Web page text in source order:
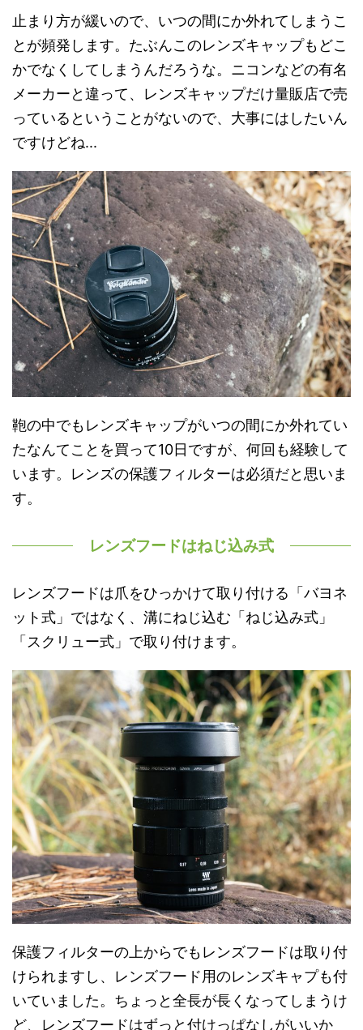
止まり方が緩いので、いつの間にか外れてしまうこ
とが頻発します。たぶんこのレンズキャップもどこ
かでなくしてしまうんだろうな。ニコンなどの有名
メーカーと違って、レンズキャップだけ量販店で売
っているということがないので、大事にはしたいん
ですけどね...
鞄の中でもレンズキャップがいつの間にか外れてい
たなんてことを買って10日ですが、何回も経験して
います。レンズの保護フィルターは必須だと思いま
す。
レンズフードはねじ込み式
レンズフードは爪をひっかけて取り付ける「バヨネ
ット式」ではなく、溝にねじ込む「ねじ込み式」
「スクリュー式」で取り付けます。
保護フィルターの上からでもレンズフードは取り付
けられますし、レンズフード用のレンズキャプも付
いていました。ちょっと全長が長くなってしまうけ
ど、レンズフードはずっと付けっぱなしがいいか